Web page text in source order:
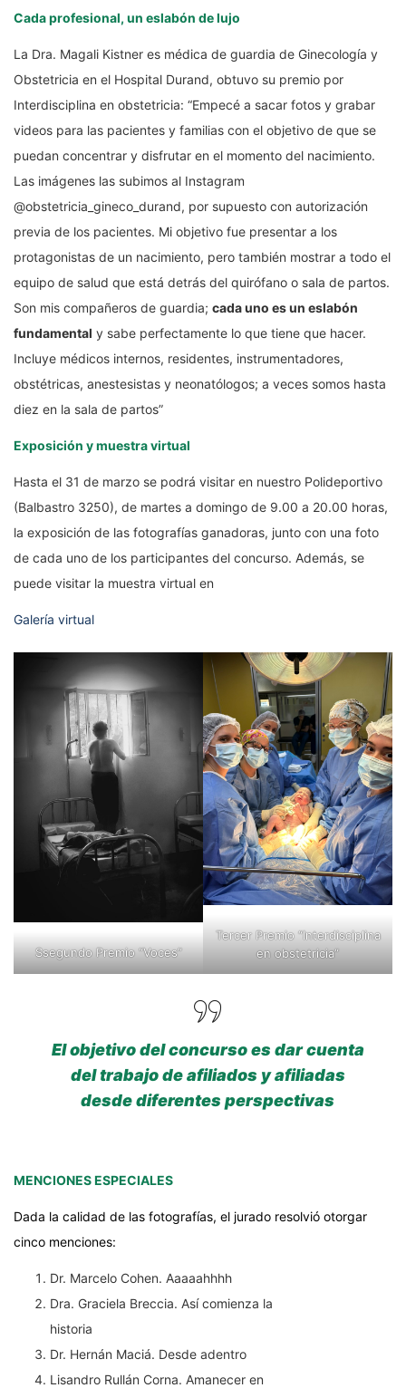
Cada profesional, un eslabón de lujo
La Dra. Magali Kistner es médica de guardia de Ginecología y
Obstetricia en el Hospital Durand, obtuvo su premio por
Interdisciplina en obstetricia: “Empecé a sacar fotos y grabar
videos para las pacientes y familias con el objetivo de que se
puedan concentrar y disfrutar en el momento del nacimiento.
Las imágenes las subimos al Instagram
@obstetricia_gineco_durand, por supuesto con autorización
previa de los pacientes. Mi objetivo fue presentar a los
protagonistas de un nacimiento, pero también mostrar a todo el
equipo de salud que está detrás del quirófano o sala de partos.
Son mis compañeros de guardia; cada uno es un eslabón
fundamental y sabe perfectamente lo que tiene que hacer.
Incluye médicos internos, residentes, instrumentadores,
obstétricas, anestesistas y neonatólogos; a veces somos hasta
diez en la sala de partos”
Exposición y muestra virtual
Hasta el 31 de marzo se podrá visitar en nuestro Polideportivo
(Balbastro 3250), de martes a domingo de 9.00 a 20.00 horas,
la exposición de las fotografías ganadoras, junto con una foto
de cada uno de los participantes del concurso. Además, se
puede visitar la muestra virtual en
Galería virtual
Ssegundo Premio “Voces”
Tercer Premio “Interdisciplina
en obstetricia”
El objetivo del concurso es dar cuenta
del trabajo de afiliados y afiliadas
desde diferentes perspectivas
MENCIONES ESPECIALES
Dada la calidad de las fotografías, el jurado resolvió otorgar
cinco menciones:
Dr. Marcelo Cohen. Aaaaahhhh
Dra. Graciela Breccia. Así comienza la
historia
Dr. Hernán Maciá. Desde adentro
Lisandro Rullán Corna. Amanecer en